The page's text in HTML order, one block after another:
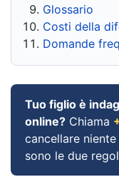
Glossario
Costi della
Domande
Tuo figlio è
online? Chiama
cancellare
sono le due